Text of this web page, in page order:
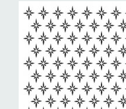
Merken
Netjes opbergen
Papier en karton
Ponsen